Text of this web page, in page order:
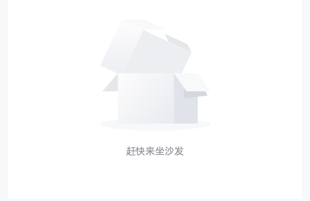
赶快来坐沙发